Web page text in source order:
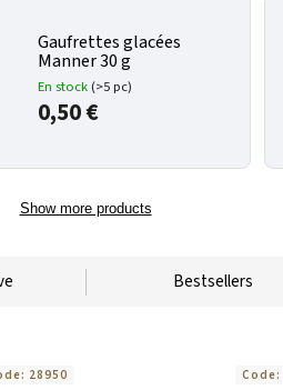
Gaufrettes glacées
Manner 30 g
En stock (>5 pc)
0,50 €
Show more products
Bestsellers
28950 Code: